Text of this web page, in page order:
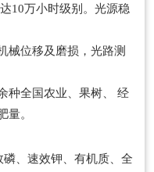
10万小时级别。光源稳
械位移及磨损，光路测
种全国农业、果树、 经
量。
、速效钾、有机质、全